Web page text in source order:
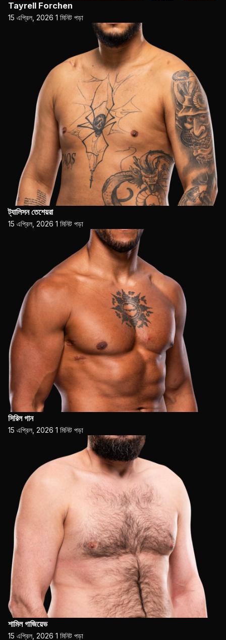
Tayrell Forchen
15 এপ্রিল, 2026 1 মিনিট পড়া
ট্যালিসন তেশেয়রা
15 এপ্রিল, 2026 1 মিনিট পড়া
সিরিল গান
15 এপ্রিল, 2026 1 মিনিট পড়া
শামিল গাজিয়েভ
15 এপ্রিল, 2026 1 মিনিট পড়া